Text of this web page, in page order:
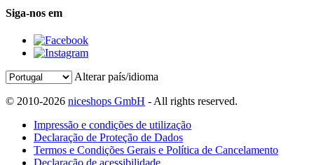
Siga-nos em
Alterar país/idioma
© 2010-2026 niceshops GmbH - All rights reserved.
Impressão e condições de utilização
Declaração de Proteção de Dados
Termos e Condições Gerais e Política de Cancelamento